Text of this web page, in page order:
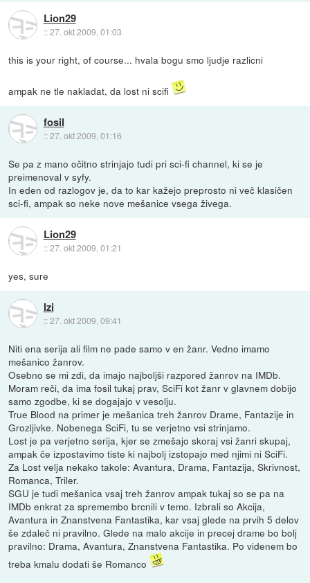
Lion29
::27. okt 2009, 01:03
this is your right, of course... hvala bogu smo ljudje razlicni
ampak ne tle nakladat, da lost ni scifi
fosil
::27. okt 2009, 01:16
Se pa z mano očitno strinjajo tudi pri sci-fi channel, ki se je
preimenoval v syfy.
In eden od razlogov je, da to kar kažejo preprosto ni več klasičen
sci-fi, ampak so neke nove mešanice vsega živega.
Lion29
::27. okt 2009, 01:21
yes, sure
Izi
::27. okt 2009, 09:41
Niti ena serija ali film ne pade samo v en žanr. Vedno imamo
mešanico žanrov.
Osebno se mi zdi, da imajo najboljši razpored žanrov na IMDb.
Moram reči, da ima fosil tukaj prav, SciFi kot žanr v glavnem dobijo
samo zgodbe, ki se dogajajo v vesolju.
True Blood na primer je mešanica treh žanrov Drame, Fantazije in
Grozljivke. Nobenega SciFi, tu se verjetno vsi strinjamo.
Lost je pa verjetno serija, kjer se zmešajo skoraj vsi žanri skupaj,
ampak če izpostavimo tiste ki najbolj izstopajo med njimi ni SciFi.
Za Lost velja nekako takole: Avantura, Drama, Fantazija, Skrivnost,
Romanca, Triler.
SGU je tudi mešanica vsaj treh žanrov ampak tukaj so se pa na
IMDb enkrat za spremembo brcnili v temo. Izbrali so Akcija,
Avantura in Znanstvena Fantastika, kar vsaj glede na prvih 5 delov
še zdaleč ni pravilno. Glede na malo akcije in precej drame bo bolj
pravilno: Drama, Avantura, Znanstvena Fantastika. Po videnem bo
treba kmalu dodati še Romanco